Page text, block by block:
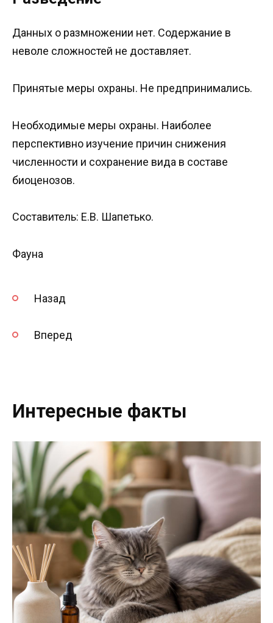
Данных о размножении нет. Содержание в
неволе сложностей не доставляет.
Принятые меры охраны. Не предпринимались.
Необходимые меры охраны. Наиболее
перспективно изучение причин снижения
численности и сохранение вида в составе
биоценозов.
Составитель: Е.В. Шапетько.
Фауна
Назад
Вперед
Интересные факты